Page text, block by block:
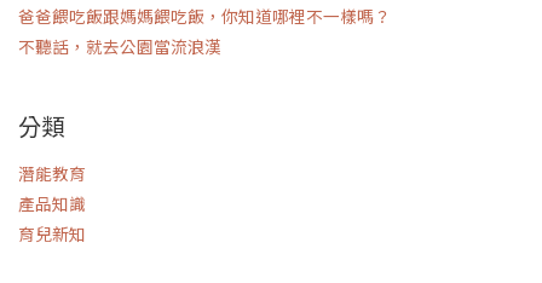
爸爸餵吃飯跟媽媽餵吃飯，你知道哪裡不一樣嗎？
不聽話，就去公園當流浪漢
分類
潛能教育
產品知識
育兒新知